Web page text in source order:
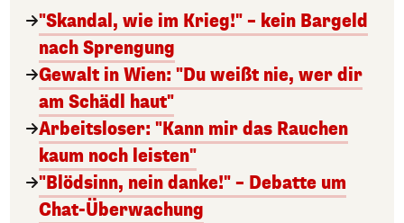
"Skandal, wie im Krieg!" – kein Bargeld
nach Sprengung
Gewalt in Wien: "Du weißt nie, wer dir
am Schädl haut"
Arbeitsloser: "Kann mir das Rauchen
kaum noch leisten"
"Blödsinn, nein danke!" – Debatte um
Chat-Überwachung